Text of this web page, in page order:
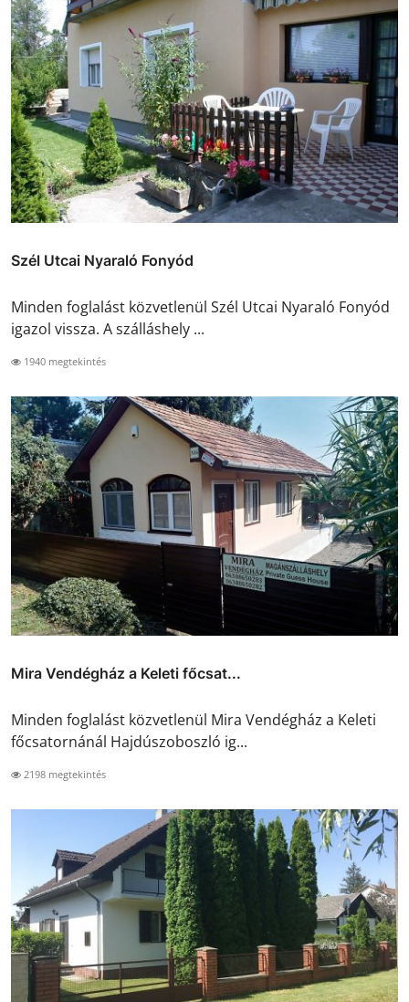
Szél Utcai Nyaraló Fonyód
Minden foglalást közvetlenül Szél Utcai Nyaraló Fonyód
igazol vissza. A szálláshely ...
1940 megtekintés
Mira Vendégház a Keleti főcsat...
Minden foglalást közvetlenül Mira Vendégház a Keleti
főcsatornánál Hajdúszoboszló ig...
2198 megtekintés